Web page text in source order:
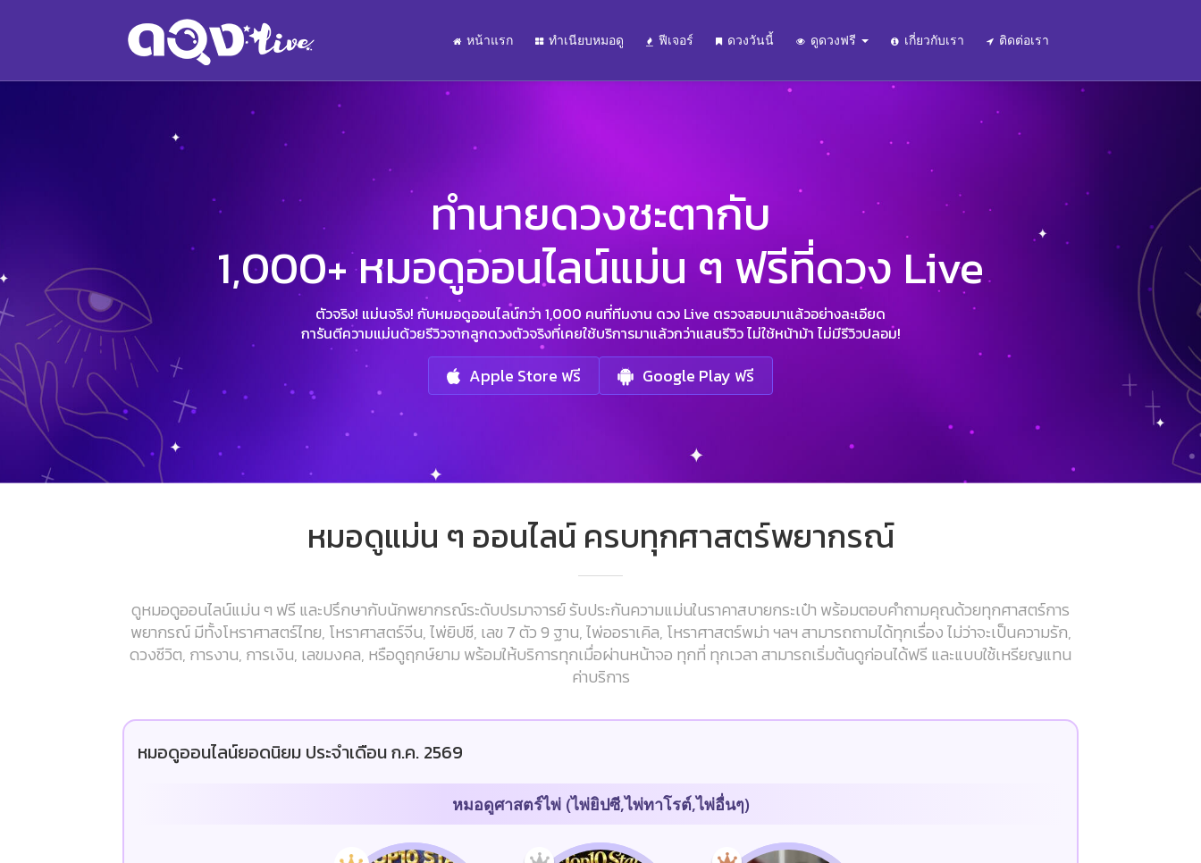
หน้าแรก ทำเนียบหมอดู ฟีเจอร์ ดวงวันนี้ ดูดวงฟรี เกี่ยวกับเรา ติดต่อเรา
ทำนายดวงชะตากับ
1,000+ หมอดูออนไลน์แม่น ๆ ฟรีที่ดวง Live
ตัวจริง! แม่นจริง! กับหมอดูออนไลน์กว่า 1,000 คนที่ทีมงาน ดวง Live ตรวจสอบมาแล้วอย่างละเอียด
การันตีความแม่นด้วยรีวิวจากลูกดวงตัวจริงที่เคยใช้บริการมาแล้วกว่าแสนรีวิว ไม่ใช้หน้าม้า ไม่มีรีวิวปลอม!
Apple Store ฟรี Google Play ฟรี
หมอดูแม่น ๆ ออนไลน์ ครบทุกศาสตร์พยากรณ์
ดูหมอดูออนไลน์แม่น ๆ ฟรี และปรึกษากับนักพยากรณ์ระดับปรมาจารย์ รับประกันความแม่นในราคาสบายกระเป๋า พร้อมตอบคำถามคุณด้วยทุกศาสตร์การ
พยากรณ์ มีทั้งโหราศาสตร์ไทย, โหราศาสตร์จีน, ไพ่ยิปซี, เลข 7 ตัว 9 ฐาน, ไพ่ออราเคิล, โหราศาสตร์พม่า ฯลฯ สามารถถามได้ทุกเรื่อง ไม่ว่าจะเป็นความรัก,
ดวงชีวิต, การงาน, การเงิน, เลขมงคล, หรือดูฤกษ์ยาม พร้อมให้บริการทุกเมื่อผ่านหน้าจอ ทุกที่ ทุกเวลา สามารถเริ่มต้นดูก่อนได้ฟรี และแบบใช้เหรียญแทน
ค่าบริการ
หมอดูออนไลน์ยอดนิยม ประจำเดือน ก.ค. 2569
หมอดูศาสตร์ไพ่ (ไพ่ยิปซี,ไพ่ทาโรต์,ไพ่อื่นๆ)